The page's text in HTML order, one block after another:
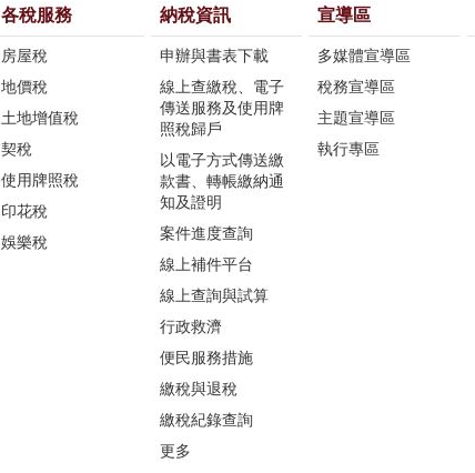
各稅服務
房屋稅
地價稅
土地增值稅
契稅
使用牌照稅
印花稅
娛樂稅
納稅資訊
申辦與書表下載
線上查繳稅、電子
傳送服務及使用牌
照稅歸戶
以電子方式傳送繳
款書、轉帳繳納通
知及證明
案件進度查詢
線上補件平台
線上查詢與試算
行政救濟
便民服務措施
繳稅與退稅
繳稅紀錄查詢
更多
宣導區
多媒體宣導區
稅務宣導區
主題宣導區
執行專區